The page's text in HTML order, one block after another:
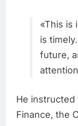
«This is
is
future,
He instructed
Finance, the